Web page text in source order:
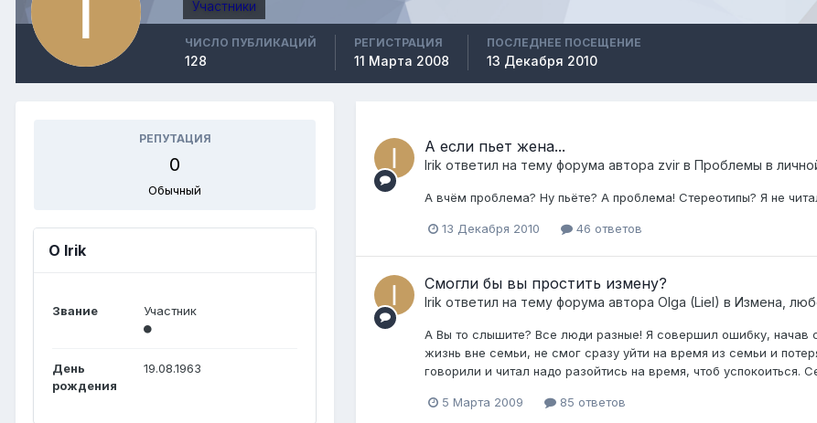
Участники
ЧИСЛО ПУБЛИКАЦИЙ
128
РЕГИСТРАЦИЯ
11 Марта 2008
ПОСЛЕДНЕЕ ПОСЕЩЕНИЕ
13 Декабря 2010
РЕПУТАЦИЯ
0
Обычный
О Irik
Звание Участник
День
рождения
19.08.1963
А если пьет жена...
Irik ответил на тему форума автора zvir в Проблемы в
А вчём проблема? Ну пьёте? А проблема! Стереотипы? Я не
13 Декабря 2010 46 ответов
Смогли бы вы простить измену?
Irik ответил на тему форума автора Olga (Liel) в Измена,
А Вы то слышите? Все люди разные! Я совершил ошибку, начав
жизнь вне семьи, не смог сразу уйти на время из семьи и
говорили и читал надо разойтись на время, чтоб успокоиться.
5 Марта 2009 85 ответов